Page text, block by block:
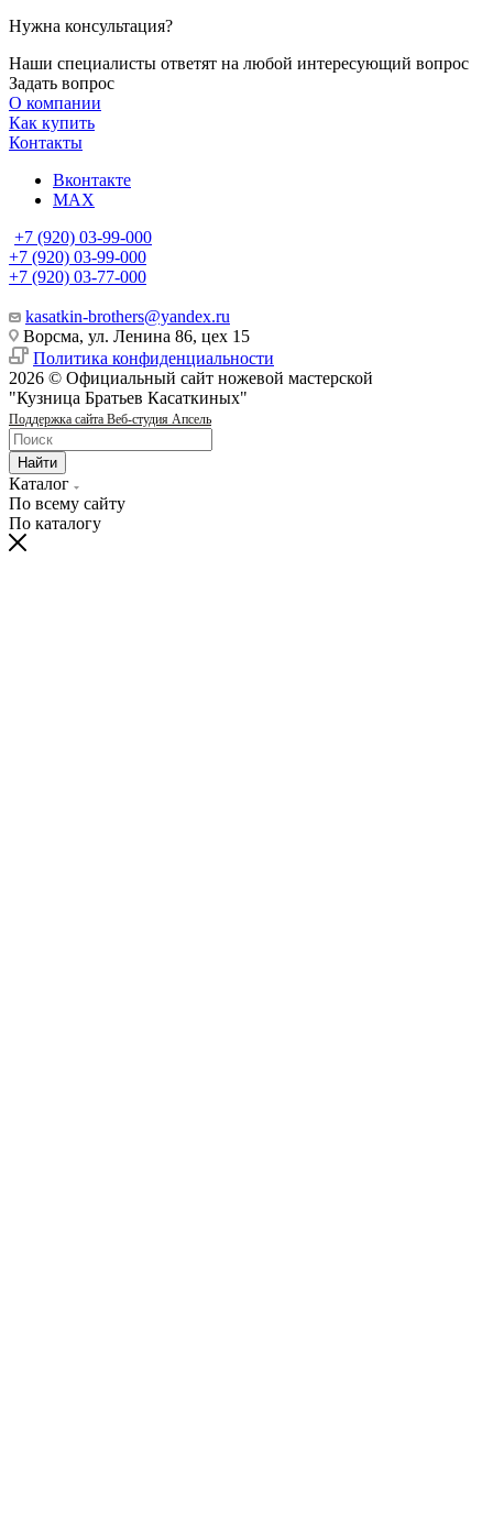
Нужна консультация?
Наши специалисты ответят на любой интересующий вопрос
Задать вопрос
О компании
Как купить
Контакты
Вконтакте
MAX
+7 (920) 03-99-000
+7 (920) 03-99-000
+7 (920) 03-77-000
kasatkin-brothers@yandex.ru
Ворсма, ул. Ленина 86, цех 15
Политика конфиденциальности
2026 © Официальный сайт ножевой мастерской
"Кузница Братьев Касаткиных"
Поддержка сайта Веб-студия Апсель
Найти
Каталог
По всему сайту
По каталогу